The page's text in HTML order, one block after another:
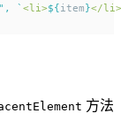
" , ` <li>${item}</li>
方法